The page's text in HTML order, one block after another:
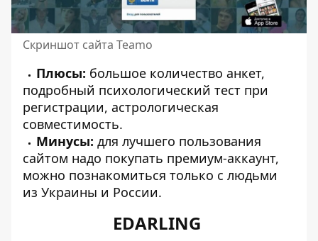
Скриншот сайта Teamo
Плюсы: большое количество анкет,
подробный психологический тест при
регистрации, астрологическая
совместимость.
Минусы: для лучшего пользования
сайтом надо покупать премиум-аккаунт,
можно познакомиться только с людьми
из Украины и России.
EDARLING